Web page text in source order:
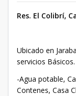
Res. El Colibrí,
Ubicado en
servicios Básicos.
-Agua potable,
Contenes, Casa